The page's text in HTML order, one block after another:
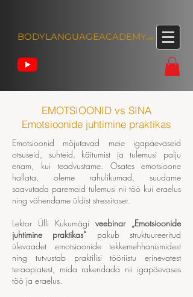
BODYLANGUAGEACADEMY.ee
EMOTSIOONID vs SINA
Emotsioonide juhtimine praktikas
Emotsioonid mõjutavad meie igapäevaseid
otsuseid, suhteid, käitumist ja tulemusi palju
enam, kui teadvustame. Osates emotsioone
hallata, oleme rahulikumad, suudame
saavutada paremaid tulemusi nii töö kui eraelus
ning vähendame üldist stressitaset.
Lektor Ülli Kukumägi veebinar „Emotsioonide
juhtimine praktikas“ pakub struktuureeritud
ülevaadet emotsioonide tekkemehhanismidest
ning tutvustab praktilisi tööriistu erinevatest
teraapiatest, mida rakendada nii igapäevases
töö ja eraelus.